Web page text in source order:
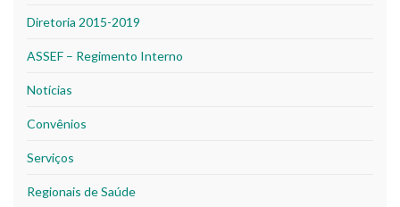
Diretoria 2015-2019
ASSEF – Regimento Interno
Notícias
Convênios
Serviços
Regionais de Saúde